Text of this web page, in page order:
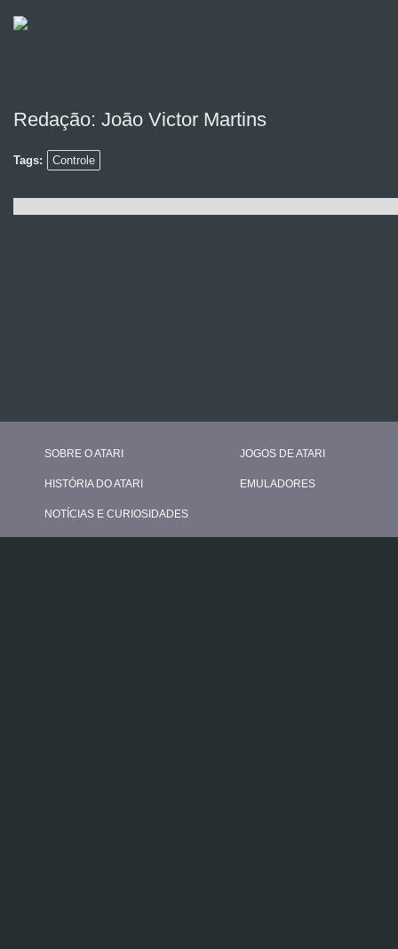
Redação: João Victor Martins
Tags: Controle
SOBRE O ATARI
HISTÓRIA DO ATARI
NOTÍCIAS E CURIOSIDADES
JOGOS DE ATARI
EMULADORES